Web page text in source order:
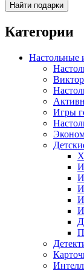
Найти подарки
Категории
Настольные
Игры